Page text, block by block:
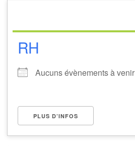
RH
Aucuns évènements à venir
PLUS D’INFOS